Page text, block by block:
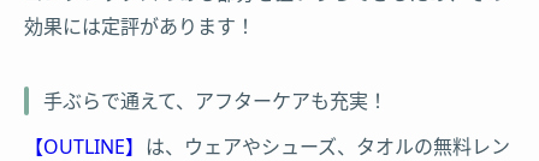
効果には定評があります！
手ぶらで通えて、アフターケアも充実！
【OUTLINE】 は、ウェアやシューズ、タオルの無料レン